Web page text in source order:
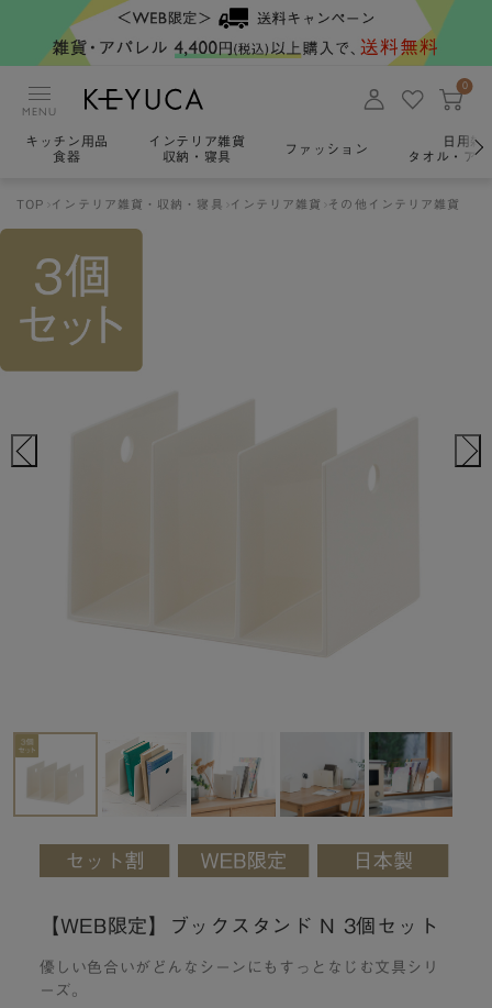
MENU
0
キッチン用品
食器
インテリア雑貨
収納・寝具
ファッション
日用雑
タオル・ア
TOP インテリア雑貨・収納・寝具 インテリア雑貨 その他インテリア雑貨
【WEB限定】ブックスタンド N 3個セット
優しい色合いがどんなシーンにもすっとなじむ文具シリ
ーズ。